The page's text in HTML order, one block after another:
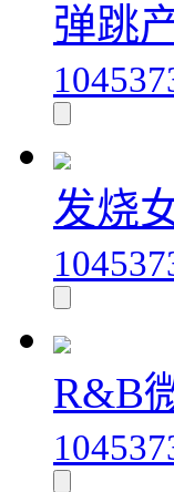
弹跳
发烧
R&B